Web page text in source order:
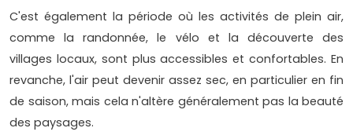
C'est également la période où les activités de plein air,
comme la randonnée, le vélo et la découverte des
villages locaux, sont plus accessibles et confortables. En
revanche, l'air peut devenir assez sec, en particulier en fin
de saison, mais cela n'altère généralement pas la beauté
des paysages.